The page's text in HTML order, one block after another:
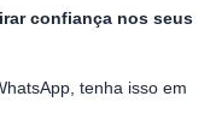
confiança nos seus
tenha isso em